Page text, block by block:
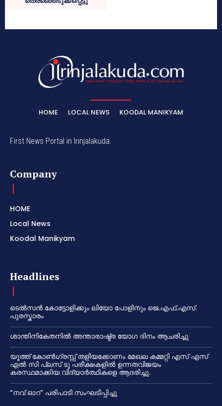
HOME LOCAL NEWS KOODAL MANIKYAM
First News Portal in Irinjalakuda.
Company
HOME
Local News
Koodal Manikyam
Headlines
ടെൽസൻ കോട്ടോളിക്കും ലിയോ പോളിനും ജെ.എഫ്.എസ്.
പുരസ്കാരം
ശാന്തിനികേതനിൽ അന്താരാഷ്ട്ര യോഗ ദിനം ആചരിച്ചു
യൂത്ത് കോൺഗ്രസ്സ് തളിയക്കോണം മേഖല കമ്മറ്റി എസ് എസ്
എൽ സി പ്ലസ് ടു പരീക്ഷകളിൽ ഉന്നതവിജയം
കരസ്ഥമാക്കിയ വിദ്യാർത്ഥികളെ ആദരിച്ചു.
“നവ് ഓറ” പരിപാടി സംഘടിപ്പിച്ചു